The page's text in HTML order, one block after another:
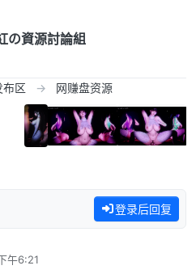
の資源討論組
布区 网赚盘资源
登录后回复
午6:21